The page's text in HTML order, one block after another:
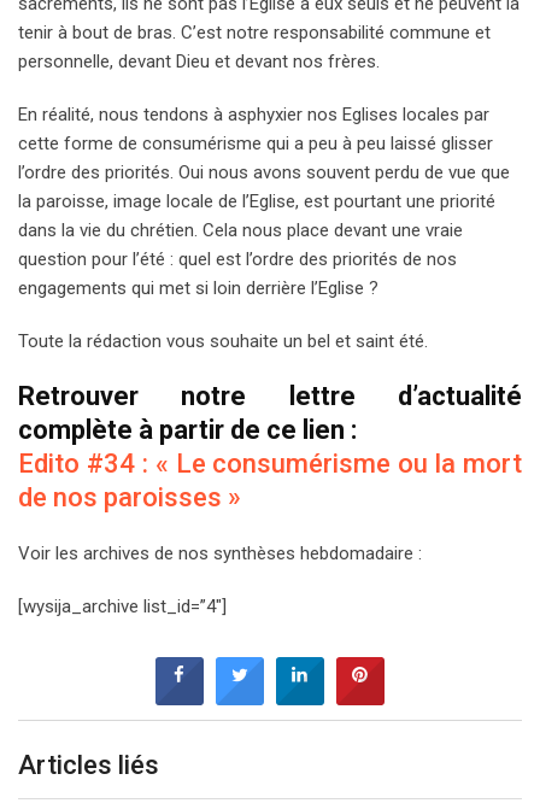
tenir à bout de bras. C’est notre responsabilité commune et
personnelle, devant Dieu et devant nos frères.
En réalité, nous tendons à asphyxier nos Eglises locales par
cette forme de consumérisme qui a peu à peu laissé glisser
l’ordre des priorités. Oui nous avons souvent perdu de vue que
la paroisse, image locale de l’Eglise, est pourtant une priorité
dans la vie du chrétien. Cela nous place devant une vraie
question pour l’été : quel est l’ordre des priorités de nos
engagements qui met si loin derrière l’Eglise ?
Toute la rédaction vous souhaite un bel et saint été.
Retrouver notre lettre d’actualité
complète à partir de ce lien :
Edito #34 : « Le consumérisme ou la mort
de nos paroisses »
Voir les archives de nos synthèses hebdomadaire :
[wysija_archive list_id=”4″]
Articles liés